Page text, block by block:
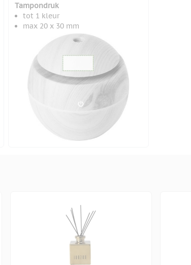
Tampondruk
tot 1 kleur
max 20 x 30 mm